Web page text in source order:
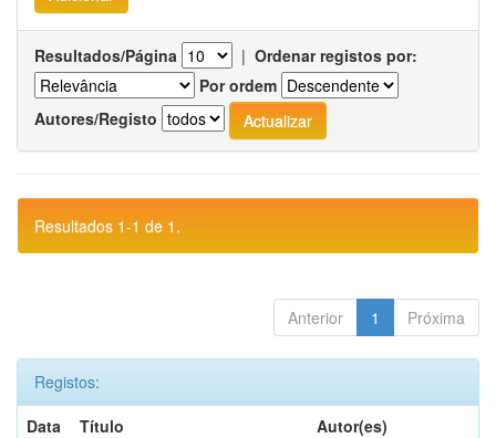
Resultados/Página | Ordenar registos por:
Por ordem
Autores/Registo
Resultados 1-1 de 1.
Anterior 1 Próxima
Registos:
Data
Título
Autor(es)